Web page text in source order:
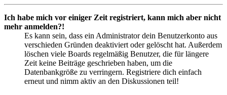
Ich habe mich vor einiger Zeit registriert, kann mich aber nicht
mehr anmelden?!
Es kann sein, dass ein Administrator dein Benutzerkonto aus
verschieden Gründen deaktiviert oder gelöscht hat. Außerdem
löschen viele Boards regelmäßig Benutzer, die für längere
Zeit keine Beiträge geschrieben haben, um die
Datenbankgröße zu verringern. Registriere dich einfach
erneut und nimm aktiv an den Diskussionen teil!